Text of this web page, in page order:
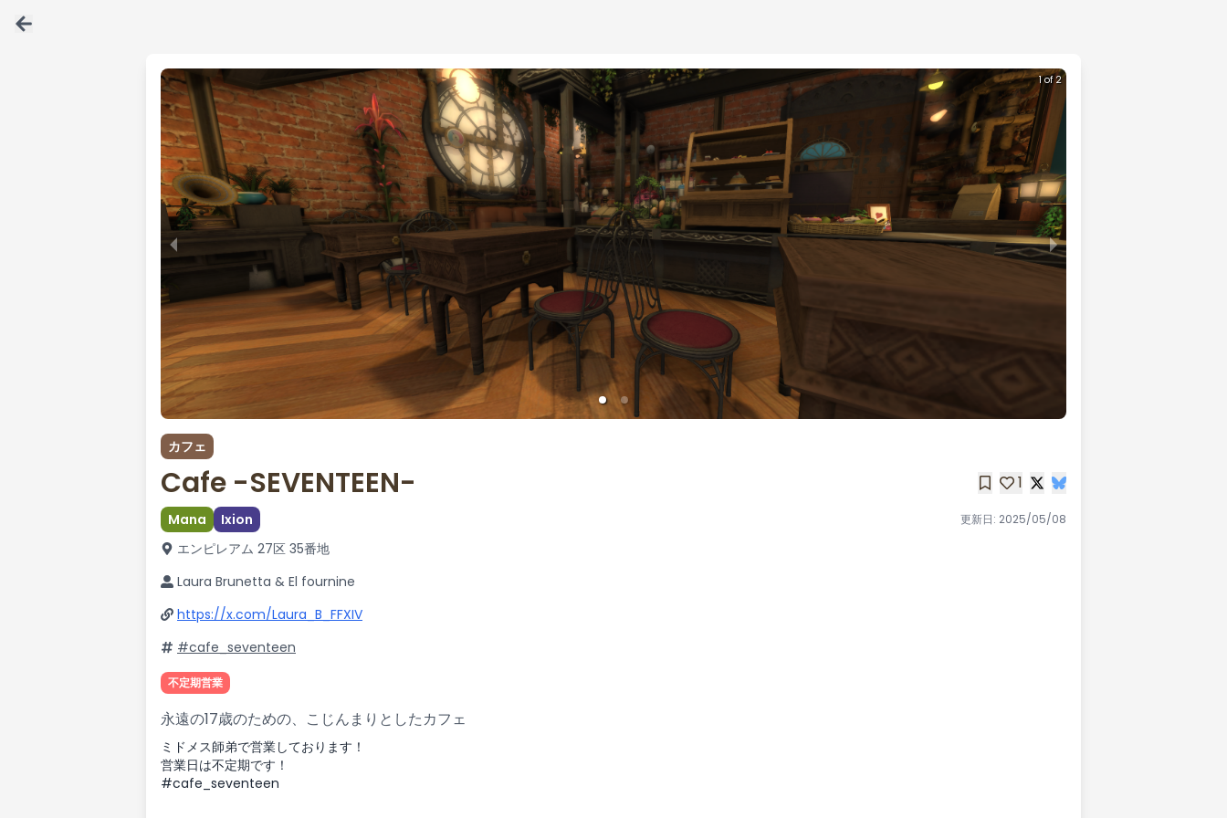
1 of 2
カフェ
Cafe -SEVENTEEN- 1
Mana Ixion 更新日: 2025/05/08
エンピレアム 27区 35番地
Laura Brunetta & El fournine
https://x.com/Laura_B_FFXIV
#cafe_seventeen
不定期営業
永遠の17歳のための、こじんまりとしたカフェ
ミドメス師弟で営業しております！
営業日は不定期です！
#cafe_seventeen